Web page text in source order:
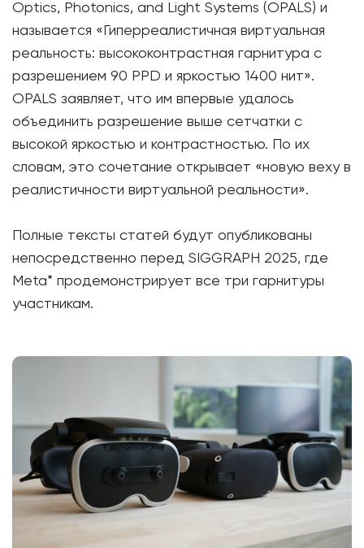
Optics, Photonics, and Light Systems (OPALS) и
называется «Гиперреалистичная виртуальная
реальность: высококонтрастная гарнитура с
разрешением 90 PPD и яркостью 1400 нит».
OPALS заявляет, что им впервые удалось
объединить разрешение выше сетчатки с
высокой яркостью и контрастностью. По их
словам, это сочетание открывает «новую веху в
реалистичности виртуальной реальности».
Полные тексты статей будут опубликованы
непосредственно перед SIGGRAPH 2025, где
Meta* продемонстрирует все три гарнитуры
участникам.